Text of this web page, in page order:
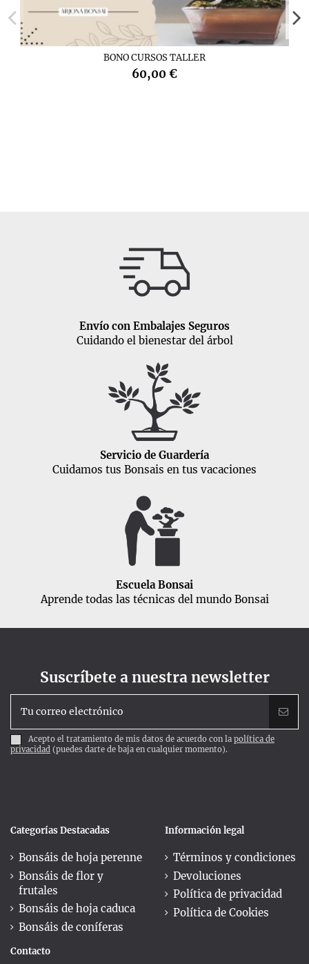
BONO CURSOS TALLER
60,00 €
Envío con Embalajes Seguros
Cuidando el bienestar del árbol
Servicio de Guardería
Cuidamos tus Bonsais en tus vacaciones
Escuela Bonsai
Aprende todas las técnicas del mundo Bonsai
Suscríbete a nuestra newsletter
Acepto el tratamiento de mis datos de acuerdo con la política de
privacidad (puedes darte de baja en cualquier momento).
Categorías Destacadas
Bonsáis de hoja perenne
Bonsáis de flor y
frutales
Bonsáis de hoja caduca
Bonsáis de coníferas
Información legal
Términos y condiciones
Devoluciones
Política de privacidad
Política de Cookies
Contacto